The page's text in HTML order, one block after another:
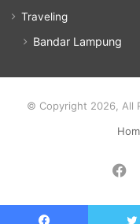
Traveling
Bandar Lampung
© Copyright 2026, All